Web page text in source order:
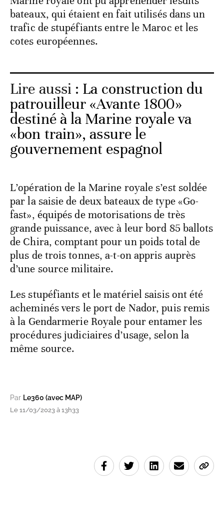
bateaux, qui étaient en fait utilisés dans un
trafic de stupéfiants entre le Maroc et les
cotes européennes.
Lire aussi : La construction du
patrouilleur «Avante 1800»
destiné à la Marine royale va
«bon train», assure le
gouvernement espagnol
L’opération de la Marine royale s’est soldée
par la saisie de deux bateaux de type «Go-
fast», équipés de motorisations de très
grande puissance, avec à leur bord 85 ballots
de Chira, comptant pour un poids total de
plus de trois tonnes, a-t-on appris auprès
d’une source militaire.
Les stupéfiants et le matériel saisis ont été
acheminés vers le port de Nador, puis remis
à la Gendarmerie Royale pour entamer les
procédures judiciaires d’usage, selon la
même source.
Par Le360 (avec MAP)
Le 11/03/2023 à 13h33